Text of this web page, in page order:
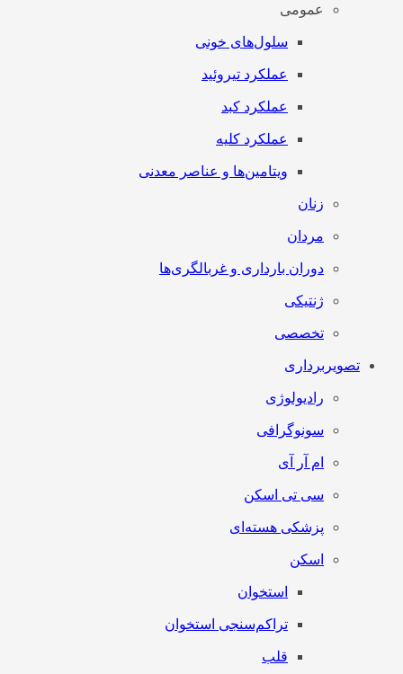
عمومی
سلول‌های خونی
عملکرد تیروئید
عملکرد کبد
عملکرد کلیه
ویتامین‌ها و عناصر معدنی
زنان
مردان
دوران بارداری و غربالگری‌ها
ژنتیکی
تخصصی
تصویربرداری
رادیولوژی
سونوگرافی
ام آر آی
سی تی اسکن
پزشکی هسته‌ای
اسکن
استخوان
تراکم‌سنجی استخوان
قلب